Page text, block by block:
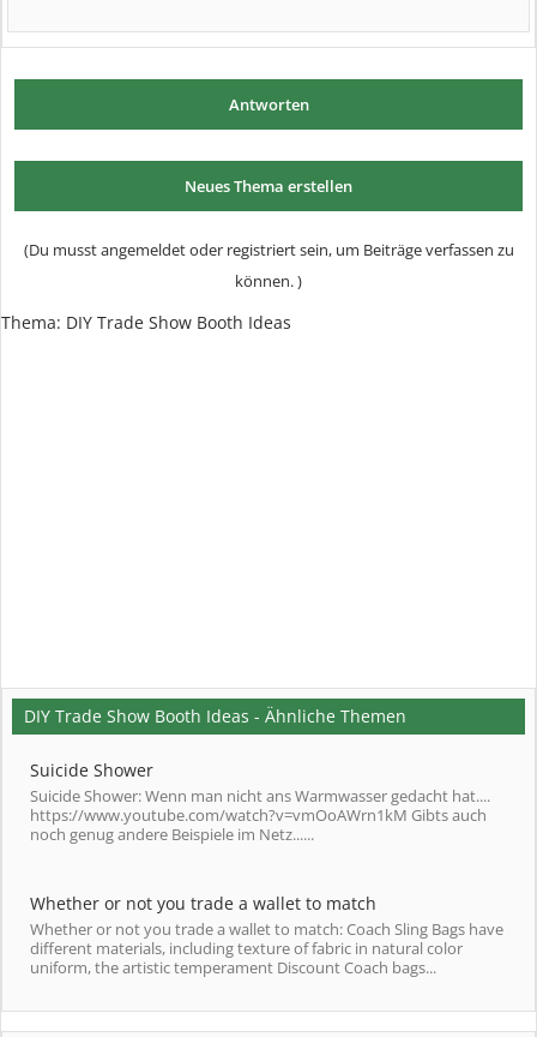
Antworten
Neues Thema erstellen
(Du musst angemeldet oder registriert sein, um Beiträge verfassen zu
können. )
Thema: DIY Trade Show Booth Ideas
DIY Trade Show Booth Ideas - Ähnliche Themen
Suicide Shower
Suicide Shower: Wenn man nicht ans Warmwasser gedacht hat....
https://www.youtube.com/watch?v=vmOoAWrn1kM Gibts auch
noch genug andere Beispiele im Netz......
Whether or not you trade a wallet to match
Whether or not you trade a wallet to match: Coach Sling Bags have
different materials, including texture of fabric in natural color
uniform, the artistic temperament Discount Coach bags...